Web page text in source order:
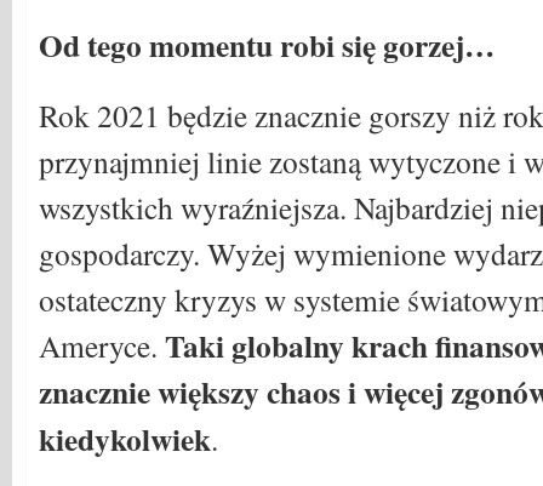
Od tego momentu robi się gorzej…
Rok 2021 będzie znacznie gorszy niż
przynajmniej linie zostaną wytyczone i
wszystkich wyraźniejsza. Najbardziej
gospodarczy. Wyżej wymienione
ostateczny kryzys w systemie
Ameryce. Taki globalny krach
znacznie większy chaos i więcej
kiedykolwiek.